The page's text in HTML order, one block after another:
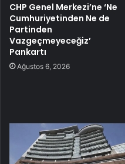
CHP Genel Merkezi’ne ‘Ne
Cumhuriyetinden Ne de
Partinden
Vazgeçmeyeceğiz’
Pankartı
Ağustos 6, 2026